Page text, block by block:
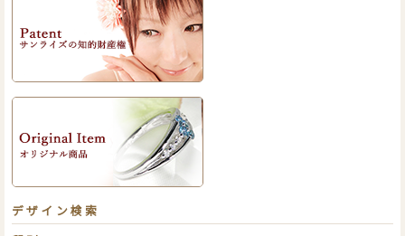
デザイン検索